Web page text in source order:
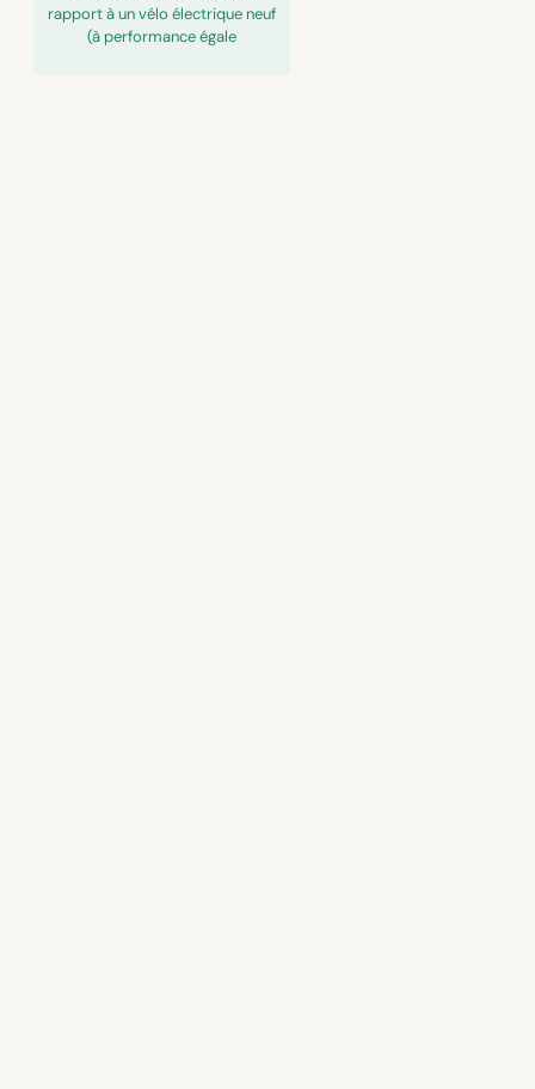
rapport à un vélo électrique neuf
(à performance égale